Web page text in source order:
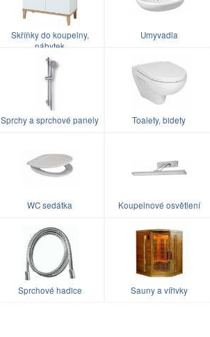
Skříňky do koupelny,
nábytek
Umyvadla
Sprchy a sprchové panely Toalety, bidety
WC sedátka Koupelnové osvětlení
Sprchové hadice Sauny a vířivky